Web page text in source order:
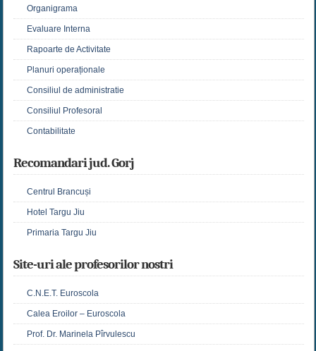
Organigrama
Evaluare Interna
Rapoarte de Activitate
Planuri operaționale
Consiliul de administratie
Consiliul Profesoral
Contabilitate
Recomandari jud. Gorj
Centrul Brancuși
Hotel Targu Jiu
Primaria Targu Jiu
Site-uri ale profesorilor nostri
C.N.E.T. Euroscola
Calea Eroilor – Euroscola
Prof. Dr. Marinela Pîrvulescu